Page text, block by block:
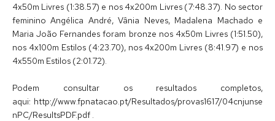
4x50m Livres (1:38.57) e nos 4x200m Livres (7:48.37). No sector
feminino Angélica André, Vânia Neves, Madalena Machado e
Maria João Fernandes foram bronze nos 4x50m Livres (1:51.50),
nos 4x100m Estilos (4:23.70), nos 4x200m Livres (8:41.97) e nos
4x550m Estilos (2:01.72).
Podem consultar os resultados completos,
aqui: http://www.fpnatacao.pt/Resultados/provas1617/04cnjunse
nPC/ResultsPDF.pdf .